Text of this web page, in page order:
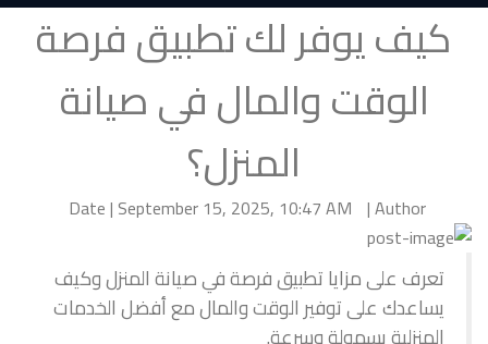
كيف يوفر لك تطبيق فرصة
الوقت والمال في صيانة
المنزل؟
Author |
Date | September 15, 2025, 10:47 AM
تعرف على مزايا تطبيق فرصة في صيانة المنزل وكيف
يساعدك على توفير الوقت والمال مع أفضل الخدمات